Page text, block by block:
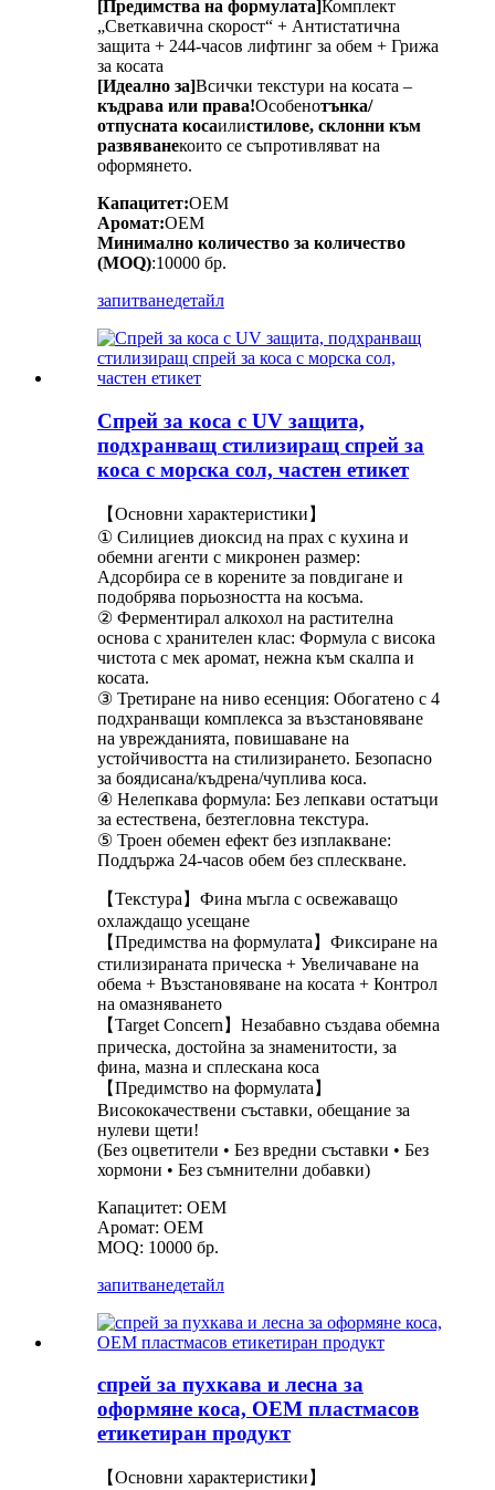
[Предимства на формулата]Комплект
„Светкавична скорост“ + Антистатична
защита + 244-часов лифтинг за обем + Грижа
за косата
[Идеално за]Всички текстури на косата –
къдрава или права!Особенотънка/
отпусната косаилистилове, склонни към
развяванекоито се съпротивляват на
оформянето.
Капацитет:OEM
Аромат:OEM
Минимално количество за количество
(MOQ):10000 бр.
запитванедетайл
Спрей за коса с UV защита,
подхранващ стилизиращ спрей за
коса с морска сол, частен етикет
【Основни характеристики】
① Силициев диоксид на прах с кухина и
обемни агенти с микронен размер:
Адсорбира се в корените за повдигане и
подобрява порьозността на косъма.
② Ферментирал алкохол на растителна
основа с хранителен клас: Формула с висока
чистота с мек аромат, нежна към скалпа и
косата.
③ Третиране на ниво есенция: Обогатено с 4
подхранващи комплекса за възстановяване
на уврежданията, повишаване на
устойчивостта на стилизирането. Безопасно
за боядисана/къдрена/чуплива коса.
④ Нелепкава формула: Без лепкави остатъци
за естествена, безтегловна текстура.
⑤ Троен обемен ефект без изплакване:
Поддържа 24-часов обем без сплескване.
【Текстура】Фина мъгла с освежаващо
охлаждащо усещане
【Предимства на формулата】Фиксиране на
стилизираната прическа + Увеличаване на
обема + Възстановяване на косата + Контрол
на омазняването
【Target Concern】Незабавно създава обемна
прическа, достойна за знаменитости, за
фина, мазна и сплескана коса
【Предимство на формулата】
Висококачествени съставки, обещание за
нулеви щети!
(Без оцветители • Без вредни съставки • Без
хормони • Без съмнителни добавки)
Капацитет: OEM
Аромат: OEM
MOQ: 10000 бр.
запитванедетайл
спрей за пухкава и лесна за
оформяне коса, OEM пластмасов
етикетиран продукт
【Основни характеристики】